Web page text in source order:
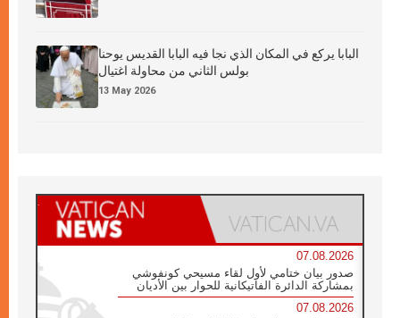
البابا يركع في المكان الذي نجا فيه البابا القديس يوحنا
بولس الثاني من محاولة اغتيال
13 May 2026
07.08.2026
صدور بيان ختامي لأول لقاء مسيحي كونفوشي
بمشاركة الدائرة الفاتيكانية للحوار بين الأديان
07.08.2026